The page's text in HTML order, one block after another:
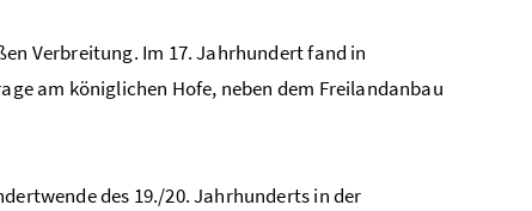
Verbreitung. Im 17. Jahrhundert fand in
am königlichen Hofe, neben dem Freilandanbau
des 19./20. Jahrhunderts in der